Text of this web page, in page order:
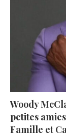
Woody
petites
Famille et